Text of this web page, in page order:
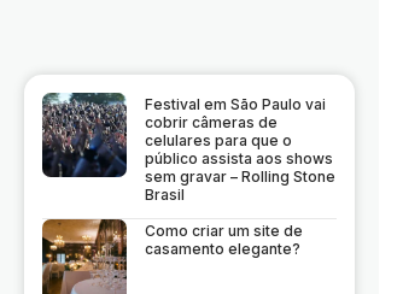
Festival em São Paulo vai
cobrir câmeras de
celulares para que o
público assista aos shows
sem gravar – Rolling Stone
Brasil
Como criar um site de
casamento elegante?